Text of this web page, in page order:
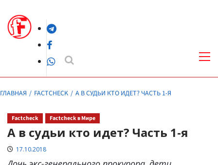
содержимомуTelegram
Facebook
WhatsApp
ГЛАВНАЯ FACTCHECK А В СУДЬИ КТО ИДЕТ? ЧАСТЬ 1-Я
Factcheck Factcheck в Мире
А в судьи кто идет? Часть 1-я
17.10.2018